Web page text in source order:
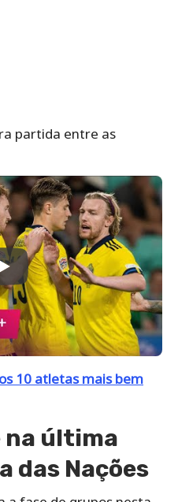
partida entre as
10 atletas mais bem
na última
das Nações